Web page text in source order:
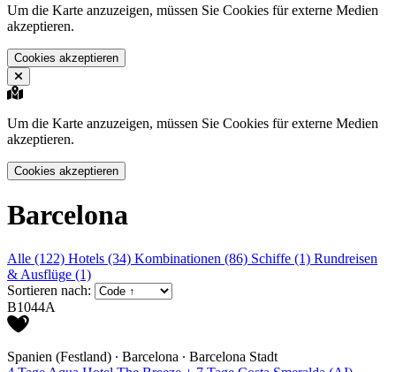
Um die Karte anzuzeigen, müssen Sie Cookies für externe Medien
akzeptieren.
Cookies akzeptieren
Um die Karte anzuzeigen, müssen Sie Cookies für externe Medien
akzeptieren.
Cookies akzeptieren
Barcelona
Alle (122) Hotels (34) Kombinationen (86) Schiffe (1) Rundreisen
& Ausflüge (1)
Sortieren nach:
B1044A
Spanien (Festland) ∙ Barcelona ∙ Barcelona Stadt